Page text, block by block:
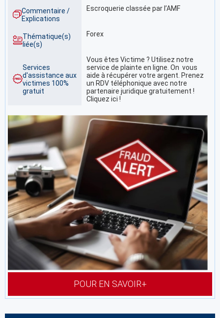
Commentaire /
Explications
Escroquerie classée par l’AMF
Thématique(s)
liée(s)
Forex
Services
d'assistance aux
victimes 100%
gratuit
Vous êtes Victime ? Utilisez notre
service de plainte en ligne. On vous
aide à récupérer votre argent. Prenez
un RDV téléphonique avec notre
partenaire juridique gratuitement !
Cliquez ici !
POUR EN SAVOIR+